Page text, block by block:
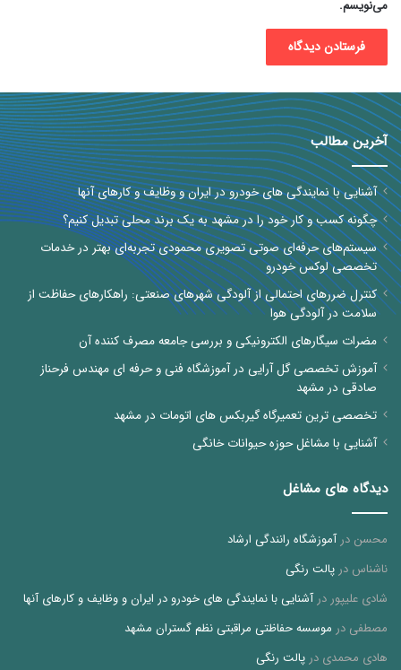
آخرین مطالب
آشنایی با نمایندگی های خودرو در ایران و وظایف و کارهای آنها
چگونه کسب و کار خود را در مشهد به یک برند محلی تبدیل کنیم؟
سیستم‌های حرفه‌ای صوتی تصویری محمودی تجربه‌ای بهتر در خدمات
تخصصی لوکس خودرو
کنترل ضررهای احتمالی از آلودگی شهرهای صنعتی: راهکارهای حفاظت از
سلامت در آلودگی هوا
مضرات سیگارهای الکترونیکی و بررسی جامعه مصرف کننده آن
آموزش تخصصی گل آرایی در آموزشگاه فنی و حرفه ای مهندس فرحناز
تخصصی ترین تعمیرگاه گیربکس های اتومات در مشهد
آشنایی با مشاغل حوزه حیوانات خانگی
دیدگاه های مشاغل
محسندر
ناشناس درپالت رنگی
شادی علیپوردرآشنایی با نمایندگی های خودرو در ایران و وظایف و کارهای آنها
مصطفیدر موسسه حفاظتی مراقبتی نظم گستران مشهد
هادی محمدیدرپالت رنگی